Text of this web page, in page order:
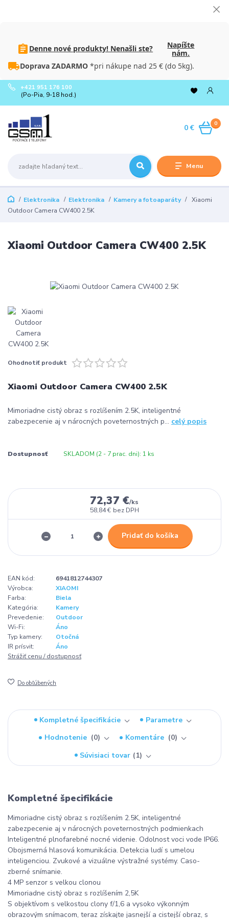
Denne nové produkty! Nenašli ste?
Napíšte
nám.
Doprava ZADARMO *pri nákupe nad 25 € (do 5kg).
Menu
+421 951 176 100
(Po-Pia, 9-18 hod.)
0
0 €
Elektronika Elektronika Kamery a fotoaparáty
Xiaomi
Outdoor Camera CW400 2.5K
Xiaomi Outdoor Camera CW400 2.5K
Ohodnotiť produkt
Xiaomi Outdoor Camera CW400 2.5K
Mimoriadne cistý obraz s rozlíšením 2.5K, inteligentné
zabezpecenie aj v nárocných poveternostných p... celý popis
Dostupnosť SKLADOM (2 - 7 prac. dni): 1 ks
72,37 €/ks
58,84 € bez DPH
Pridať do košíka
EAN kód:
6941812744307
Výrobca:
XIAOMI
Farba:
Biela
Kategória:
Kamery
Prevedenie:
Outdoor
Wi-Fi:
Áno
Typ kamery:
Otočná
IR prísvit:
Áno
Strážiť cenu / dostupnosť
Do obľúbených
Kompletné špecifikácie
Parametre
Hodnotenie
0 Komentáre
0
Súvisiaci tovar
1
Kompletné špecifikácie
Mimoriadne cistý obraz s rozlíšením 2.5K, inteligentné
zabezpecenie aj v nárocných poveternostných podmienkach
Inteligentné plnofarebné nocné videnie. Odolnost voci vode IP66.
Obojsmerná hlasová komunikácia. Detekcia ludí s umelou
inteligenciou. Zvukové a vizuálne výstražné systémy. Caso-
zberné snímanie.
4 MP senzor s velkou clonou
Mimoriadne cistý obraz s rozlíšením 2,5K
S objektívom s velkostou clony f/1,6 a vysoko výkonným
obrazovým snímacom, teraz získajte jasnejší a cistejší obraz, s